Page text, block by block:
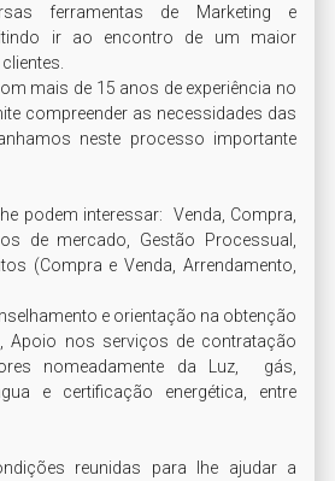
ferramentas de Marketing e
ir ao encontro de um maior
mais de 15 anos de experiência no
compreender as necessidades das
neste processo importante
podem interessar:  Venda, Compra,
de mercado, Gestão Processual,
(Compra e Venda, Arrendamento,
e orientação na obtenção
Apoio nos serviços de contratação
nomeadamente da Luz,  gás,
e certificação energética, entre
reunidas para lhe ajudar a